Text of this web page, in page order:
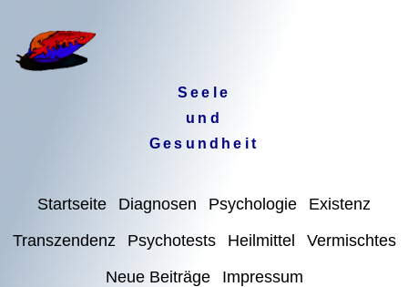
Seele
und
Gesundheit
Startseite Diagnosen Psychologie
Existenz
Transzendenz
Psychotests Heilmittel
Vermischtes
Neue Beiträge
Impressum